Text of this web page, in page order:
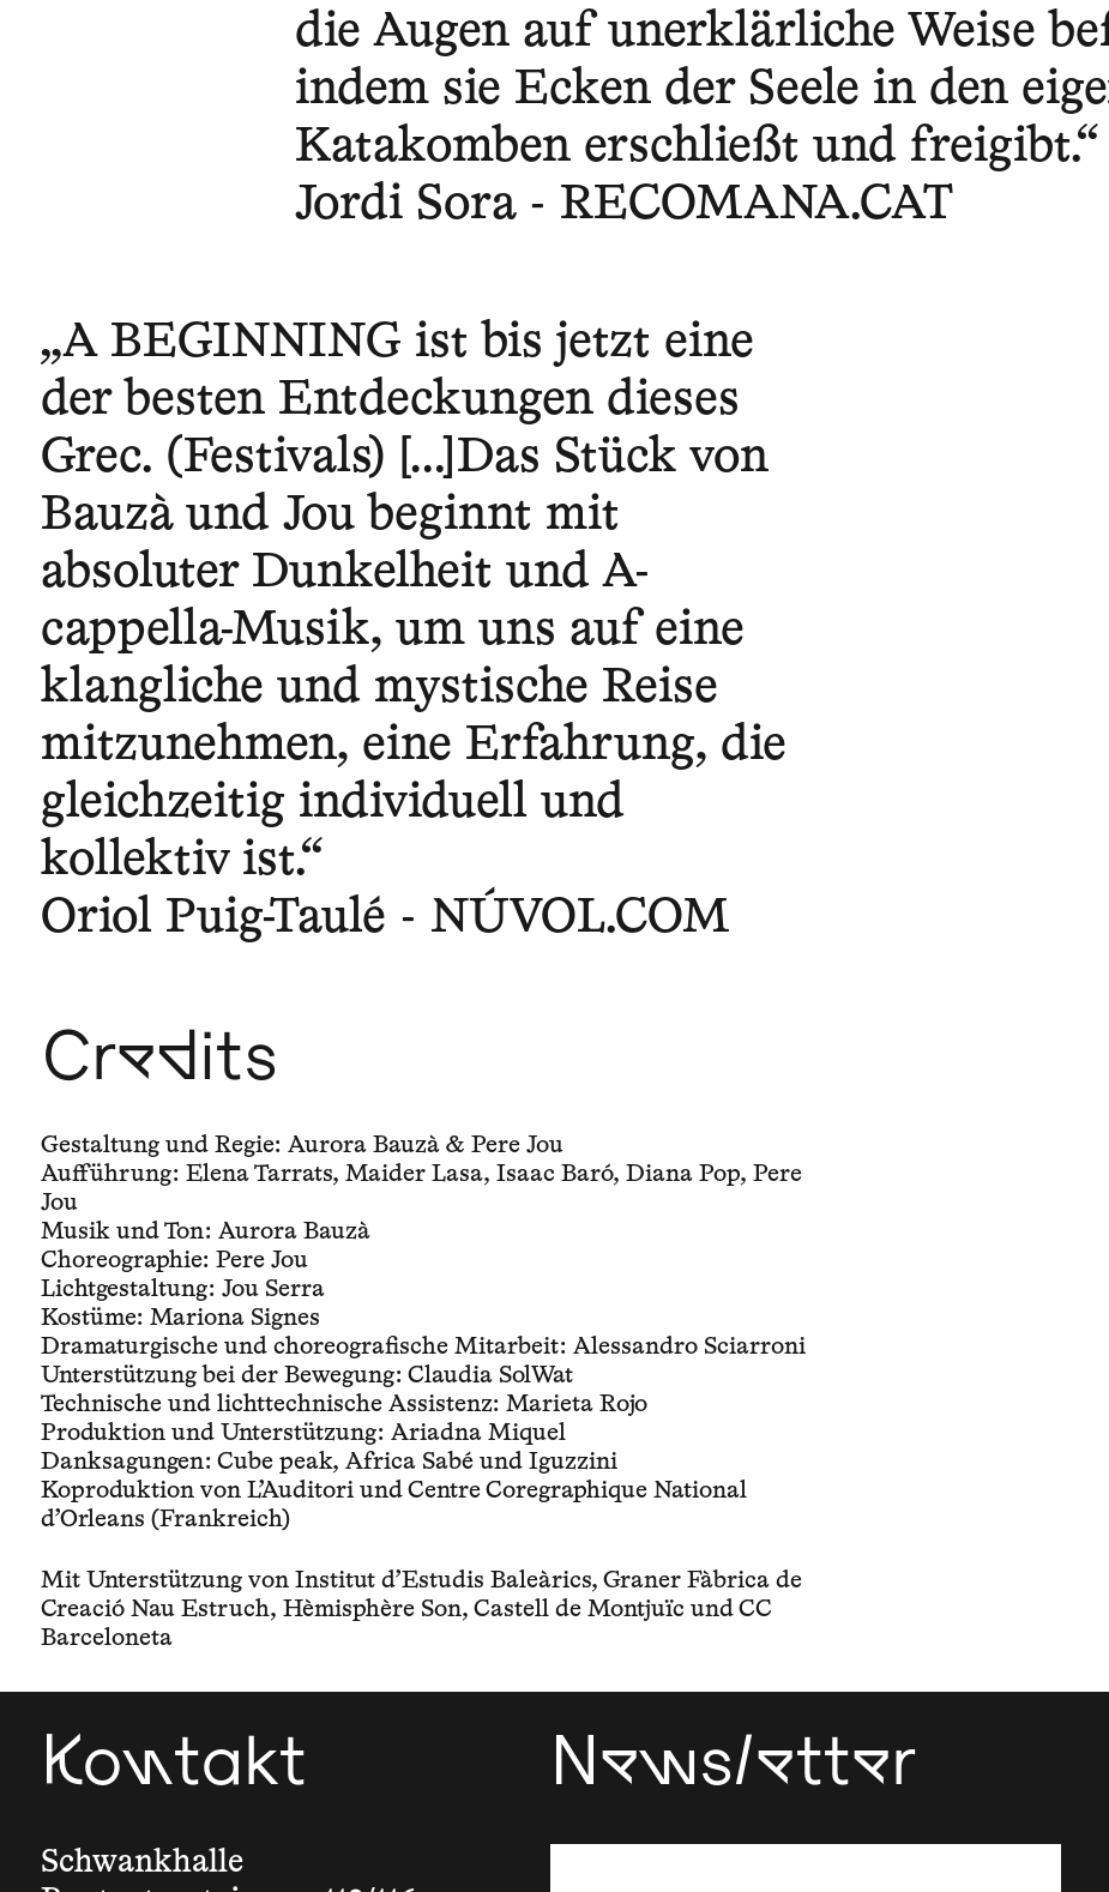
die Augen auf unerklärliche Weise
indem sie Ecken der Seele in den
Katakomben erschließt und freigibt.“
Jordi Sora - RECOMANA.CAT
„A BEGINNING ist bis jetzt eine
der besten Entdeckungen dieses
Grec. (Festivals) […]Das Stück von
Bauzà und Jou beginnt mit
absoluter Dunkelheit und A-
cappella-Musik, um uns auf eine
klangliche und mystische Reise
mitzunehmen, eine Erfahrung, die
gleichzeitig individuell und
kollektiv ist.“
Oriol Puig-Taulé - NÚVOL.COM
Credits
Gestaltung und Regie: Aurora Bauzà & Pere Jou
Aufführung: Elena Tarrats, Maider Lasa, Isaac Baró, Diana Pop, Pere
Jou
Musik und Ton: Aurora Bauzà
Choreographie: Pere Jou
Lichtgestaltung: Jou Serra
Kostüme: Mariona Signes
Dramaturgische und choreografische Mitarbeit: Alessandro Sciarroni
Unterstützung bei der Bewegung: Claudia SolWat
Technische und lichttechnische Assistenz: Marieta Rojo
Produktion und Unterstützung: Ariadna Miquel
Danksagungen: Cube peak, Africa Sabé und Iguzzini
Koproduktion von L’Auditori und Centre Coregraphique National
d’Orleans (Frankreich)
Mit Unterstützung von Institut d’Estudis Baleàrics, Graner Fàbrica de
Creació Nau Estruch, Hèmisphère Son, Castell de Montjuïc und CC
Barceloneta
Kontakt
Schwankhalle
Newsletter